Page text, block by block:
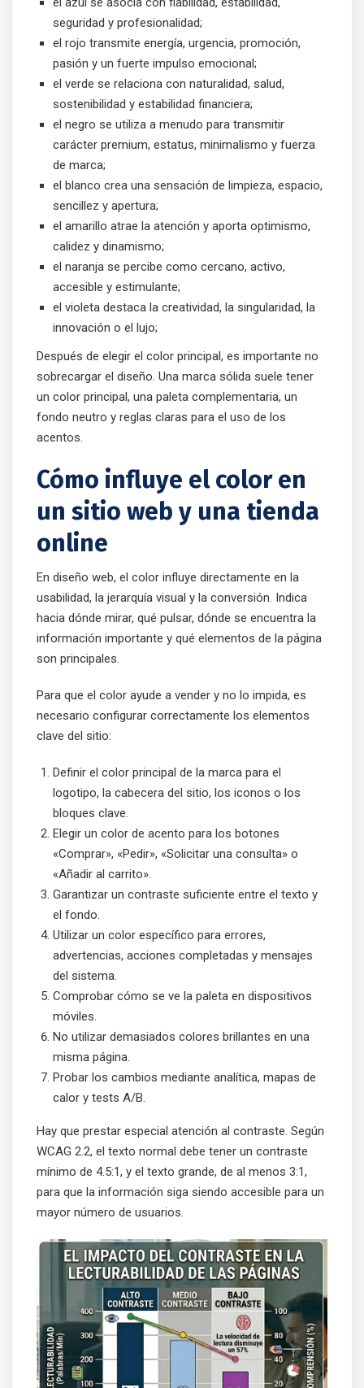
seguridad y profesionalidad;
el rojo transmite energía, urgencia, promoción,
pasión y un fuerte impulso emocional;
el verde se relaciona con naturalidad, salud,
sostenibilidad y estabilidad financiera;
el negro se utiliza a menudo para transmitir
carácter premium, estatus, minimalismo y fuerza
de marca;
el blanco crea una sensación de limpieza, espacio,
sencillez y apertura;
el amarillo atrae la atención y aporta optimismo,
calidez y dinamismo;
el naranja se percibe como cercano, activo,
accesible y estimulante;
el violeta destaca la creatividad, la singularidad, la
innovación o el lujo;
Después de elegir el color principal, es importante no
sobrecargar el diseño. Una marca sólida suele tener
un color principal, una paleta complementaria, un
fondo neutro y reglas claras para el uso de los
acentos.
Cómo influye el color en
un sitio web y una tienda
online
En diseño web, el color influye directamente en la
usabilidad, la jerarquía visual y la conversión. Indica
hacia dónde mirar, qué pulsar, dónde se encuentra la
información importante y qué elementos de la página
son principales.
Para que el color ayude a vender y no lo impida, es
necesario configurar correctamente los elementos
clave del sitio:
Definir el color principal de la marca para el
logotipo, la cabecera del sitio, los iconos o los
bloques clave.
Elegir un color de acento para los botones
«Comprar», «Pedir», «Solicitar una consulta» o
«Añadir al carrito».
Garantizar un contraste suficiente entre el texto y
el fondo.
Utilizar un color específico para errores,
advertencias, acciones completadas y mensajes
del sistema.
Comprobar cómo se ve la paleta en dispositivos
móviles.
No utilizar demasiados colores brillantes en una
misma página.
Probar los cambios mediante analítica, mapas de
calor y tests A/B.
Hay que prestar especial atención al contraste. Según
WCAG 2.2, el texto normal debe tener un contraste
mínimo de 4.5:1, y el texto grande, de al menos 3:1,
para que la información siga siendo accesible para un
mayor número de usuarios.